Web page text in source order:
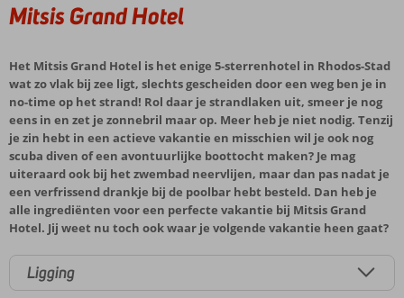
Mitsis Grand Hotel
Het Mitsis Grand Hotel is het enige 5-sterrenhotel in Rhodos-Stad
wat zo vlak bij zee ligt, slechts gescheiden door een weg ben je in
no-time op het strand! Rol daar je strandlaken uit, smeer je nog
eens in en zet je zonnebril maar op. Meer heb je niet nodig. Tenzij
je zin hebt in een actieve vakantie en misschien wil je ook nog
scuba diven of een avontuurlijke boottocht maken? Je mag
uiteraard ook bij het zwembad neervlijen, maar dan pas nadat je
een verfrissend drankje bij de poolbar hebt besteld. Dan heb je
alle ingrediënten voor een perfecte vakantie bij Mitsis Grand
Hotel. Jij weet nu toch ook waar je volgende vakantie heen gaat?
Ligging